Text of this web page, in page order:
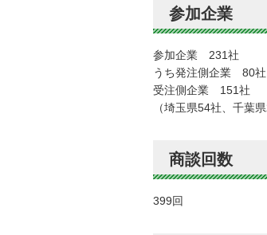
参加企業
参加企業 231社
うち発注側企業 80社
受注側企業 151社
（埼玉県54社、千葉
商談回数
399回